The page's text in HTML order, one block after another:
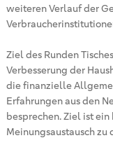
weiteren Verlauf der
Ziel des Runden
Verbesserung der
die finanzielle
Erfahrungen aus den
besprechen. Ziel ist
Meinungsaustausch zu